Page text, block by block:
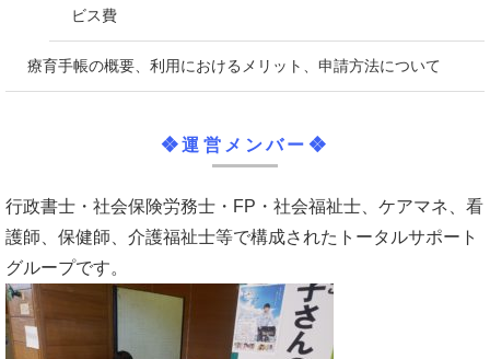
ビス費
療育手帳の概要、利用におけるメリット、申請方法について
❖運営メンバー❖
行政書士・社会保険労務士・FP・社会福祉士、ケアマネ、看
護師、保健師、介護福祉士等で構成されたトータルサポート
グループです。